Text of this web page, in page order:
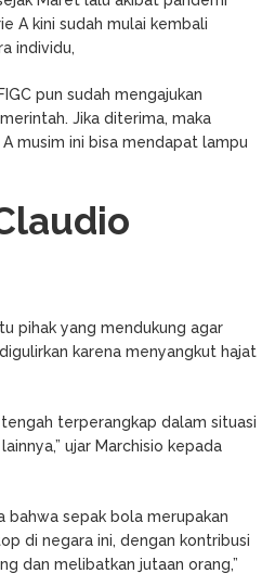
A kini sudah mulai kembali
individu,
pun sudah mengajukan
Jika diterima, maka
musim ini bisa mendapat lampu
pihak yang mendukung agar
karena menyangkut hajat
terperangkap dalam situasi
ujar Marchisio kepada
bahwa sepak bola merupakan
di negara ini, dengan kontribusi
dan melibatkan jutaan orang,”